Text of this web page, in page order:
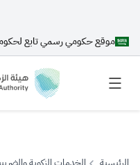
موقع حكومي رسمي تابع